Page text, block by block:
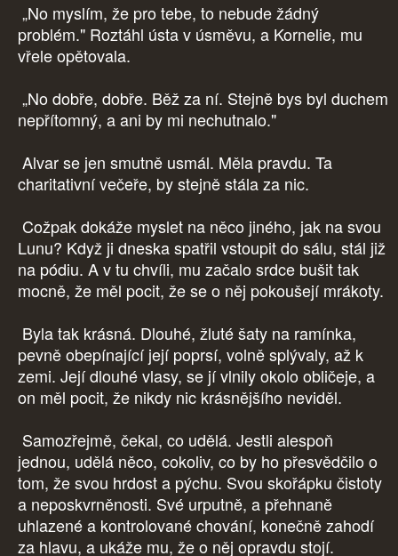
„No myslím, že pro tebe, to nebude žádný
problém." Roztáhl ústa v úsměvu, a Kornelie, mu
vřele opětovala.
„No dobře, dobře. Běž za ní. Stejně bys byl duchem
nepřítomný, a ani by mi nechutnalo."
Alvar se jen smutně usmál. Měla pravdu. Ta
charitativní večeře, by stejně stála za nic.
Cožpak dokáže myslet na něco jiného, jak na svou
Lunu? Když ji dneska spatřil vstoupit do sálu, stál již
na pódiu. A v tu chvíli, mu začalo srdce bušit tak
mocně, že měl pocit, že se o něj pokoušejí mrákoty.
Byla tak krásná. Dlouhé, žluté šaty na ramínka,
pevně obepínající její poprsí, volně splývaly, až k
zemi. Její dlouhé vlasy, se jí vlnily okolo obličeje, a
on měl pocit, že nikdy nic krásnějšího neviděl.
Samozřejmě, čekal, co udělá. Jestli alespoň
jednou, udělá něco, cokoliv, co by ho přesvědčilo o
tom, že svou hrdost a pýchu. Svou skořápku čistoty
a neposkvrněnosti. Své urputně, a přehnaně
uhlazené a kontrolované chování, konečně zahodí
za hlavu, a ukáže mu, že o něj opravdu stojí.